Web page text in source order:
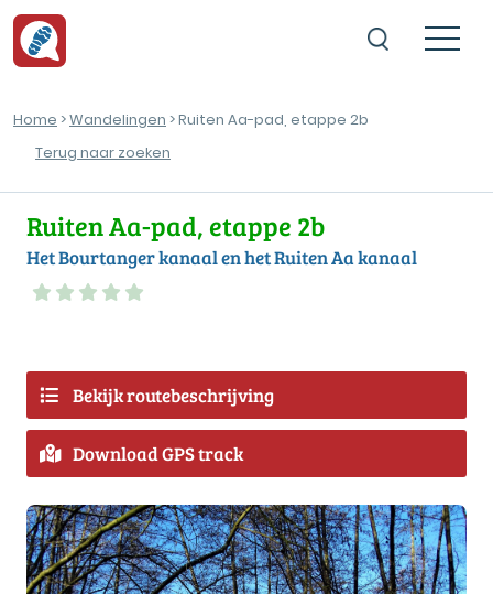
Home >Wandelingen > Ruiten Aa-pad, etappe 2b
Terug naar zoeken
Ruiten Aa-pad, etappe 2b
Het Bourtanger kanaal en het Ruiten Aa kanaal
Bekijk routebeschrijving
Download GPS track